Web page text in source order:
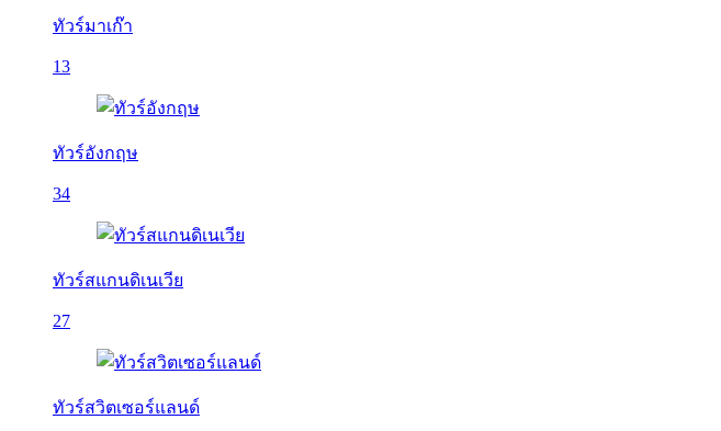
ทัวร์มาเก๊า
13
ทัวร์อังกฤษ
34
ทัวร์สแกนดิเนเวีย
27
ทัวร์สวิตเซอร์แลนด์